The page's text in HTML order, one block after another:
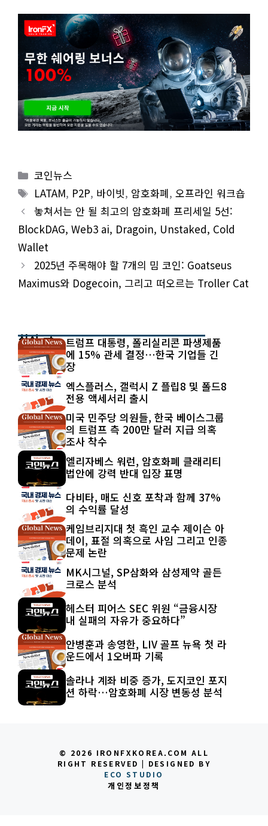
Categories
코인뉴스
Tags
LATAM, P2P, 바이빗, 암호화폐,오프라인 워크숍
놓쳐서는 안 될 최고의 암호화폐 프리세일 5선:
BlockDAG, Web3 ai, Dragoin, Unstaked, Cold
Wallet
2025년 주목해야 할 7개의 밈 코인: Goatseus
Maximus와 Dogecoin, 그리고 떠오르는 Troller Cat
최신 글
트럼프 대통령, 폴리실리콘 파생제품
에 15% 관세 결정…한국 기업들 긴
장
엑스플러스, 갤럭시 Z 플립8 및 폴드8
전용 액세서리 출시
미국 민주당 의원들, 한국 베이스그룹
의 트럼프 측 200만 달러 지급 의혹
조사 착수
엘리자베스 워런, 암호화폐 클래리티
법안에 강력 반대 입장 표명
다비타, 매도 신호 포착과 함께 37%
의 수익률 달성
케임브리지대 첫 흑인 교수 제이슨 아
데이, 표절 의혹으로 사임 그리고 인종
문제 논란
MK시그널, SP삼화와 삼성제약 골든
크로스 분석
헤스터 피어스 SEC 위원 “금융시장
내 실패의 자유가 중요하다”
안병훈과 송영한, LIV 골프 뉴욕 첫 라
운드에서 1오버파 기록
솔라나 계좌 비중 증가, 도지코인 포지
션 하락…암호화폐 시장 변동성 분석
© 2026 IRONFXKOREA.COM ALL
RIGHT RESERVED | DESIGNED BY
ECO STUDIO
개인정보정책